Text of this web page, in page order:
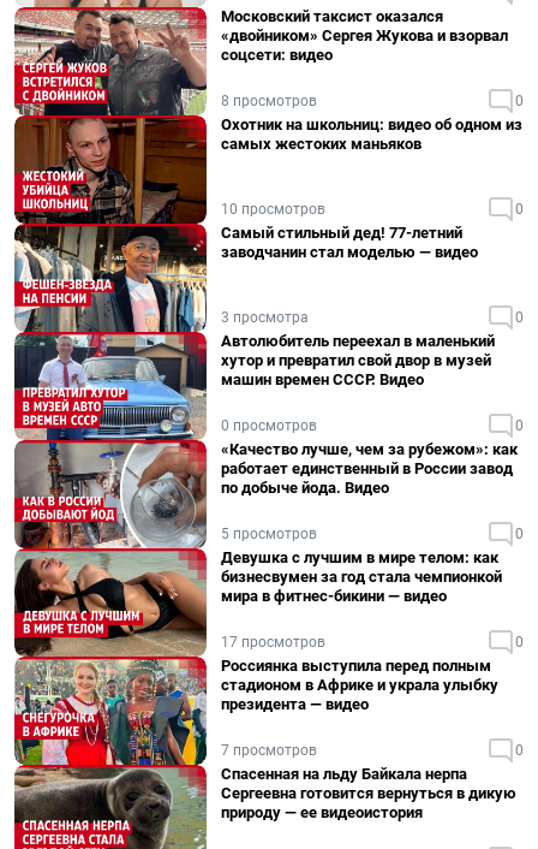
Московский таксист оказался
«двойником» Сергея Жукова и взорвал
соцсети: видео
8 просмотров 0
Охотник на школьниц: видео об одном из
самых жестоких маньяков
10 просмотров 0
Самый стильный дед! 77-летний
заводчанин стал моделью — видео
3 просмотра 0
Автолюбитель переехал в маленький
хутор и превратил свой двор в музей
машин времен СССР. Видео
0 просмотров 0
«Качество лучше, чем за рубежом»: как
работает единственный в России завод
по добыче йода. Видео
5 просмотров 0
Девушка с лучшим в мире телом: как
бизнесвумен за год стала чемпионкой
мира в фитнес-бикини — видео
17 просмотров 0
Россиянка выступила перед полным
стадионом в Африке и украла улыбку
президента — видео
7 просмотров 0
Спасенная на льду Байкала нерпа
Сергеевна готовится вернуться в дикую
природу — ее видеоистория